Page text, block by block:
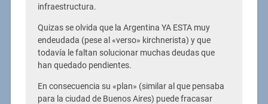
infraestructura.
Quizas se olvida que la Argentina YA ESTA muy
endeudada (pese al «verso» kirchnerista) y que
todavía le faltan solucionar muchas deudas que
han quedado pendientes.
En consecuencia su «plan» (similar al que pensaba
para la ciudad de Buenos Aires) puede fracasar